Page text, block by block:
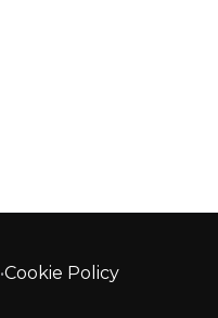
•Cookie Policy